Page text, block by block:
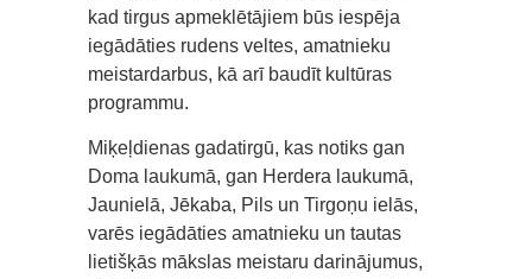
kad tirgus apmeklētājiem būs iespēja
iegādāties rudens veltes, amatnieku
meistardarbus, kā arī baudīt kultūras
programmu.
Miķeļdienas gadatirgū, kas notiks gan
Doma laukumā, gan Herdera laukumā,
Jaunielā, Jēkaba, Pils un Tirgoņu ielās,
varēs iegādāties amatnieku un tautas
lietišķās mākslas meistaru darinājumus,